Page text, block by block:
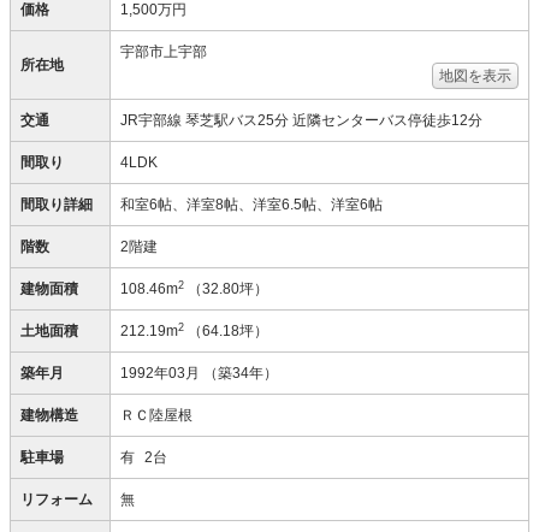
価格 1,500万円
所在地
宇部市上宇部
地図を表示
交通 JR宇部線 琴芝駅バス25分 近隣センターバス停徒歩12分
間取り 4LDK
間取り詳細 和室6帖、洋室8帖、洋室6.5帖、洋室6帖
階数 2階建
建物面積 108.46m2 （32.80坪）
土地面積 212.19m2 （64.18坪）
築年月 1992年03月 （築34年）
建物構造 ＲＣ陸屋根
駐車場 有 2台
リフォーム 無